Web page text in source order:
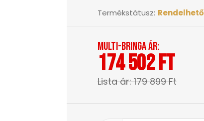
Termékstátusz: Rendelhető
Multi-Bringa ár:
174 502 Ft
Lista ár: 179 899 Ft